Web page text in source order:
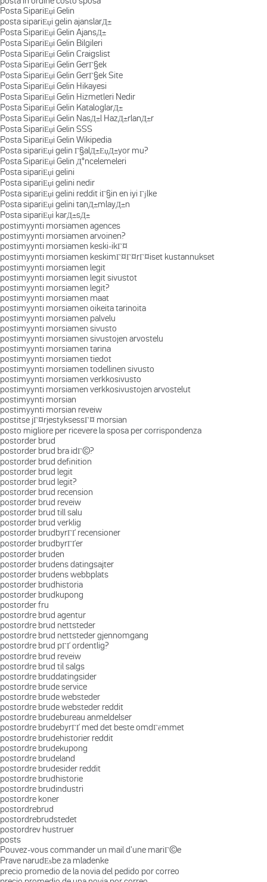
Posta SipariЕџi Gelin
posta sipariЕџi gelin ajanslarД±
Posta SipariЕџi Gelin AjansД±
Posta SipariЕџi Gelin Bilgileri
Posta SipariЕџi Gelin Craigslist
Posta SipariЕџi Gelin GerГ§ek
Posta SipariЕџi Gelin GerГ§ek Site
Posta SipariЕџi Gelin Hikayesi
Posta SipariЕџi Gelin Hizmetleri Nedir
Posta SipariЕџi Gelin KataloglarД±
Posta SipariЕџi Gelin NasД±l HazД±rlanД±r
Posta SipariЕџi Gelin SSS
Posta SipariЕџi Gelin Wikipedia
Posta sipariЕџi gelin Г§alД±ЕџД±yor mu?
Posta SipariЕџi Gelin Д°ncelemeleri
Posta sipariЕџi gelini
Posta sipariЕџi gelini nedir
Posta sipariЕџi gelini reddit iГ§in en iyi Гјlke
Posta sipariЕџi gelini tanД±mlayД±n
Posta sipariЕџi karД±sД±
postimyynti morsiamen agences
postimyynti morsiamen arvoinen?
postimyynti morsiamen keski-ikГ¤
postimyynti morsiamen keskimГ¤Г¤rГ¤iset kustannukset
postimyynti morsiamen legit
postimyynti morsiamen legit sivustot
postimyynti morsiamen legit?
postimyynti morsiamen maat
postimyynti morsiamen oikeita tarinoita
postimyynti morsiamen palvelu
postimyynti morsiamen sivusto
postimyynti morsiamen sivustojen arvostelu
postimyynti morsiamen tarina
postimyynti morsiamen tiedot
postimyynti morsiamen todellinen sivusto
postimyynti morsiamen verkkosivusto
postimyynti morsiamen verkkosivustojen arvostelut
postimyynti morsian
postimyynti morsian reveiw
postitse jГ¤rjestyksessГ¤ morsian
posto migliore per ricevere la sposa per corrispondenza
postorder brud
postorder brud bra idГ©?
postorder brud definition
postorder brud legit
postorder brud legit?
postorder brud recension
postorder brud reveiw
postorder brud till salu
postorder brud verklig
postorder brudbyrГҐ recensioner
postorder brudbyrГҐer
postorder bruden
postorder brudens datingsajter
postorder brudens webbplats
postorder brudhistoria
postorder brudkupong
postorder fru
postordre brud agentur
postordre brud nettsteder
postordre brud nettsteder gjennomgang
postordre brud pГҐ ordentlig?
postordre brud reveiw
postordre brud til salgs
postordre bruddatingsider
postordre brude service
postordre brude websteder
postordre brude websteder reddit
postordre brudebureau anmeldelser
postordre brudebyrГҐ med det beste omdГёmmet
postordre brudehistorier reddit
postordre brudekupong
postordre brudeland
postordre brudesider reddit
postordre brudhistorie
postordre brudindustri
postordre koner
postordrebrud
postordrebrudstedet
postordrev hustruer
posts
Pouvez-vous commander un mail d'une mariГ©e
Prave narudЕѕbe za mladenke
precio promedio de la novia del pedido por correo